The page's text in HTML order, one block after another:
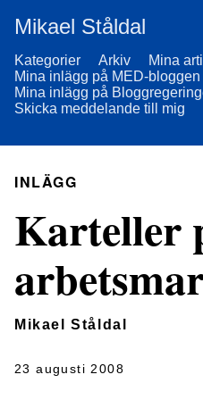
Mikael Ståldal
Kategorier Arkiv
Mina
Mina inlägg på MED-bloggen
Mina inlägg på
Skicka meddelande till mig
INLÄGG
Karteller
Mikael Ståldal
23 augusti 2008